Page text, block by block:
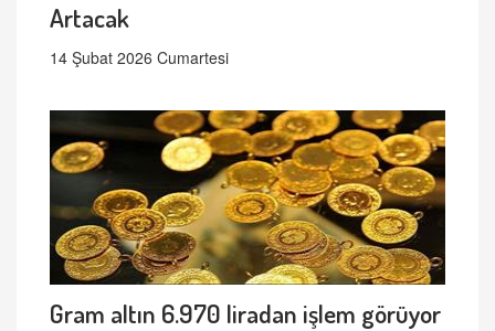
Artacak
14 Şubat 2026 Cumartesi
Gram altın 6.970 liradan işlem görüyor